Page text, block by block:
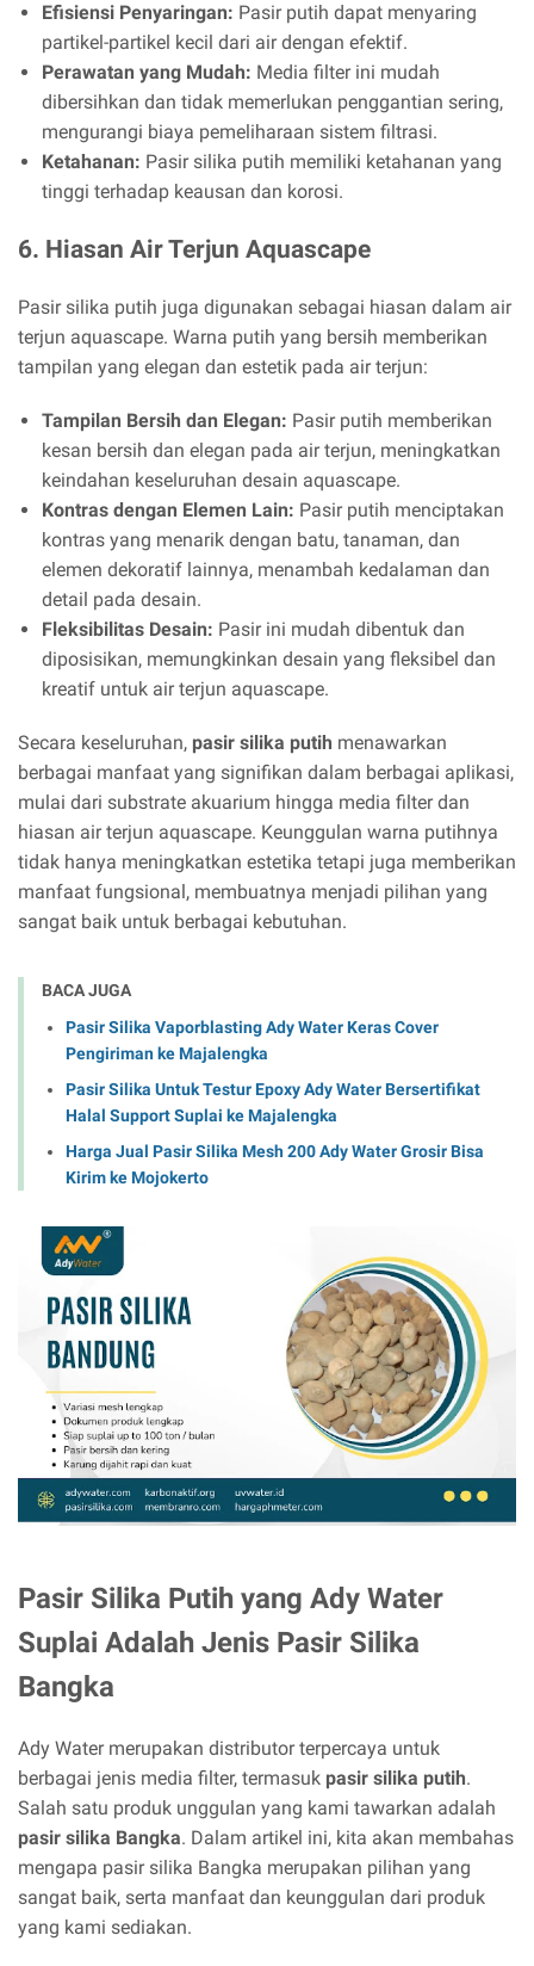
Efisiensi Penyaringan: Pasir putih dapat menyaring
partikel-partikel kecil dari air dengan efektif.
Perawatan yang Mudah: Media filter ini mudah
dibersihkan dan tidak memerlukan penggantian sering,
mengurangi biaya pemeliharaan sistem filtrasi.
Ketahanan: Pasir silika putih memiliki ketahanan yang
tinggi terhadap keausan dan korosi.
6. Hiasan Air Terjun Aquascape
Pasir silika putih juga digunakan sebagai hiasan dalam air
terjun aquascape. Warna putih yang bersih memberikan
tampilan yang elegan dan estetik pada air terjun:
Tampilan Bersih dan Elegan: Pasir putih memberikan
kesan bersih dan elegan pada air terjun, meningkatkan
keindahan keseluruhan desain aquascape.
Kontras dengan Elemen Lain: Pasir putih menciptakan
kontras yang menarik dengan batu, tanaman, dan
elemen dekoratif lainnya, menambah kedalaman dan
detail pada desain.
Fleksibilitas Desain: Pasir ini mudah dibentuk dan
diposisikan, memungkinkan desain yang fleksibel dan
kreatif untuk air terjun aquascape.
Secara keseluruhan, pasir silika putih menawarkan
berbagai manfaat yang signifikan dalam berbagai aplikasi,
mulai dari substrate akuarium hingga media filter dan
hiasan air terjun aquascape. Keunggulan warna putihnya
tidak hanya meningkatkan estetika tetapi juga memberikan
manfaat fungsional, membuatnya menjadi pilihan yang
sangat baik untuk berbagai kebutuhan.
BACA JUGA
Pasir Silika Vaporblasting Ady Water Keras Cover
Pengiriman ke Majalengka
Pasir Silika Untuk Testur Epoxy Ady Water Bersertifikat
Halal Support Suplai ke Majalengka
Harga Jual Pasir Silika Mesh 200 Ady Water Grosir Bisa
Kirim ke Mojokerto
Pasir Silika Putih yang Ady Water
Suplai Adalah Jenis Pasir Silika
Bangka
Ady Water merupakan distributor terpercaya untuk
berbagai jenis media filter, termasuk pasir silika putih.
Salah satu produk unggulan yang kami tawarkan adalah
pasir silika Bangka. Dalam artikel ini, kita akan membahas
mengapa pasir silika Bangka merupakan pilihan yang
sangat baik, serta manfaat dan keunggulan dari produk
yang kami sediakan.